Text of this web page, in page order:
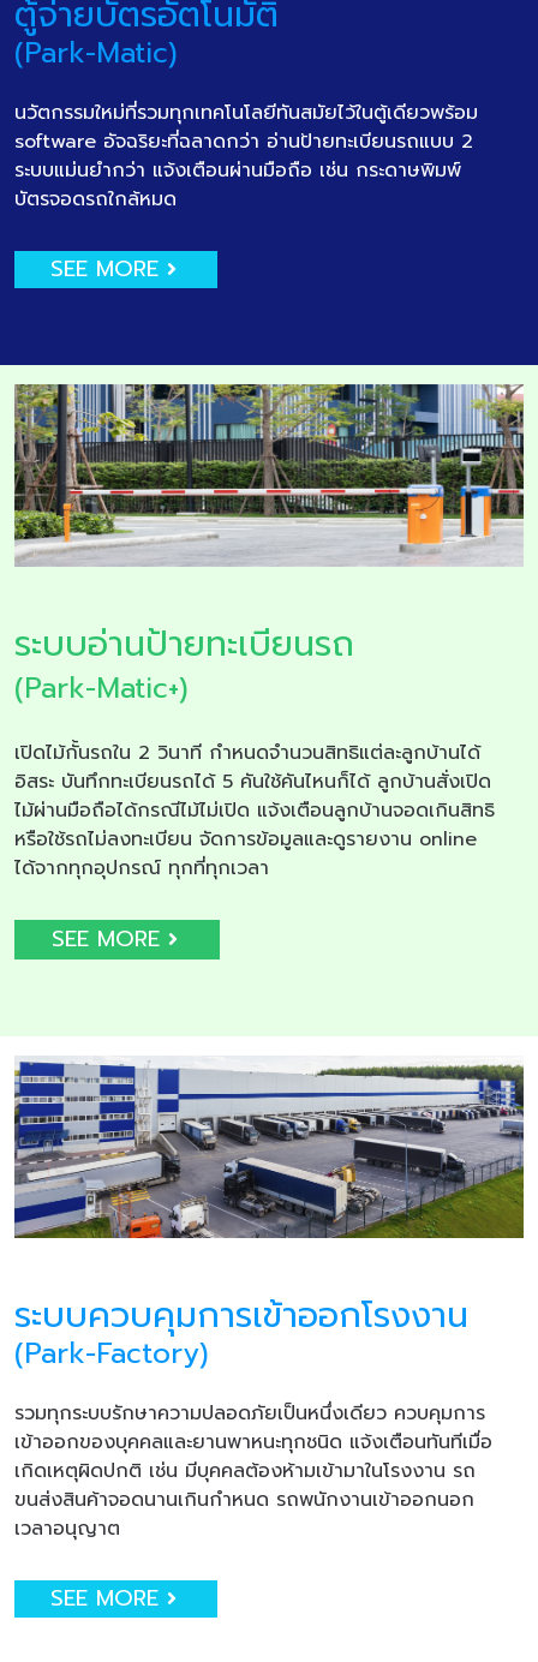
ตู้จ่ายบัตรอัตโนมัติ
(Park-Matic)
นวัตกรรมใหม่ที่รวมทุกเทคโนโลยีทันสมัยไว้ในตู้เดียวพร้อม
software อัจฉริยะที่ฉลาดกว่า อ่านป้ายทะเบียนรถแบบ 2
ระบบแม่นยำกว่า แจ้งเตือนผ่านมือถือ เช่น กระดาษพิมพ์
บัตรจอดรถใกล้หมด
SEE MORE
ระบบอ่านป้ายทะเบียนรถ
(Park-Matic+)
เปิดไม้กั้นรถใน 2 วินาที กำหนดจำนวนสิทธิแต่ละลูกบ้านได้
อิสระ บันทึกทะเบียนรถได้ 5 คันใช้คันไหนก็ได้ ลูกบ้านสั่งเปิด
ไม้ผ่านมือถือได้กรณีไม้ไม่เปิด แจ้งเตือนลูกบ้านจอดเกินสิทธิ
หรือใช้รถไม่ลงทะเบียน จัดการข้อมูลและดูรายงาน online
ได้จากทุกอุปกรณ์ ทุกที่ทุกเวลา
SEE MORE
ระบบควบคุมการเข้าออกโรงงาน
(Park-Factory)
รวมทุกระบบรักษาความปลอดภัยเป็นหนึ่งเดียว ควบคุมการ
เข้าออกของบุคคลและยานพาหนะทุกชนิด แจ้งเตือนทันทีเมื่อ
เกิดเหตุผิดปกติ เช่น มีบุคคลต้องห้ามเข้ามาในโรงงาน รถ
ขนส่งสินค้าจอดนานเกินกำหนด รถพนักงานเข้าออกนอก
เวลาอนุญาต
SEE MORE